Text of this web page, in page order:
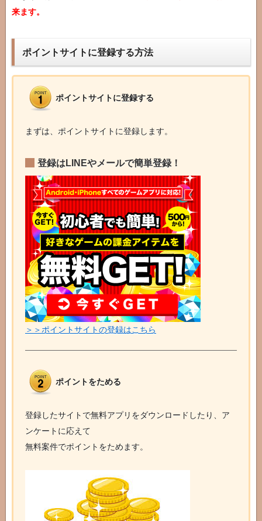
来ます。
ポイントサイトに登録する方法
ポイントサイトに登録する
まずは、ポイントサイトに登録します。
登録はLINEやメールで簡単登録！
＞＞ポイントサイトの登録はこちら
ポイントをためる
登録したサイトで無料アプリをダウンロードしたり、ア
ンケートに応えて
無料案件でポイントをためます。